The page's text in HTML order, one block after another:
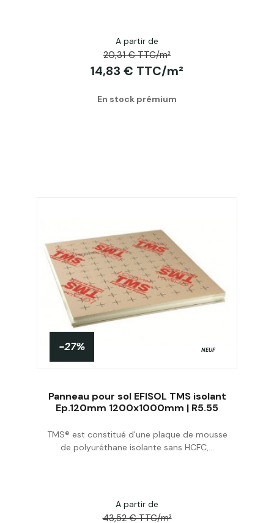
A partir de
20,31 € TTC/m²
14,83 € TTC/m²
En stock prémium
Acheter
-27% NEUF
Panneau pour sol EFISOL TMS isolant
Ep.120mm 1200x1000mm | R5.55
TMS® est constitué d'une plaque de mousse
de polyuréthane isolante sans HCFC,...
A partir de
43,52 € TTC/m²